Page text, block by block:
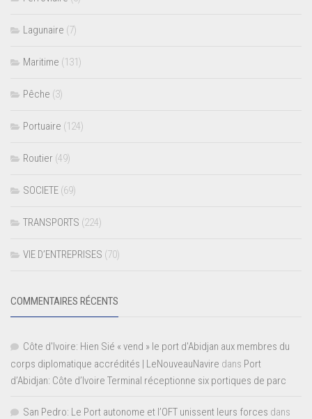
Lagunaire (7)
Maritime (131)
Pêche (3)
Portuaire (124)
Routier (49)
SOCIETE (69)
TRANSPORTS (224)
VIE D’ENTREPRISES (70)
COMMENTAIRES RÉCENTS
Côte d'Ivoire: Hien Sié « vend » le port d'Abidjan aux membres du
corps diplomatique accrédités | LeNouveauNavire dans Port
d’Abidjan: Côte d’Ivoire Terminal réceptionne six portiques de parc
San Pedro: Le Port autonome et l’OFT unissent leurs forces dans